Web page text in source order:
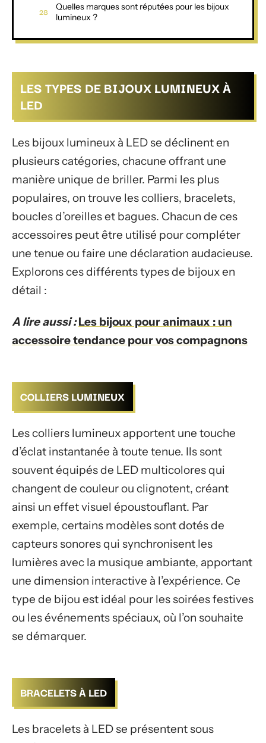
Quelles marques sont réputées pour les bijoux
lumineux ?
LES TYPES DE BIJOUX LUMINEUX À
LED
Les bijoux lumineux à LED se déclinent en
plusieurs catégories, chacune offrant une
manière unique de briller. Parmi les plus
populaires, on trouve les colliers, bracelets,
boucles d’oreilles et bagues. Chacun de ces
accessoires peut être utilisé pour compléter
une tenue ou faire une déclaration audacieuse.
Explorons ces différents types de bijoux en
détail :
A lire aussi : Les bijoux pour animaux : un
accessoire tendance pour vos compagnons
COLLIERS LUMINEUX
Les colliers lumineux apportent une touche
d’éclat instantanée à toute tenue. Ils sont
souvent équipés de LED multicolores qui
changent de couleur ou clignotent, créant
ainsi un effet visuel époustouflant. Par
exemple, certains modèles sont dotés de
capteurs sonores qui synchronisent les
lumières avec la musique ambiante, apportant
une dimension interactive à l’expérience. Ce
type de bijou est idéal pour les soirées festives
ou les événements spéciaux, où l’on souhaite
se démarquer.
BRACELETS À LED
Les bracelets à LED se présentent sous